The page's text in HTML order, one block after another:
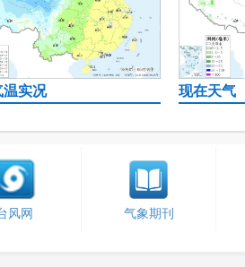
实况 现在天气
风网 气象期刊